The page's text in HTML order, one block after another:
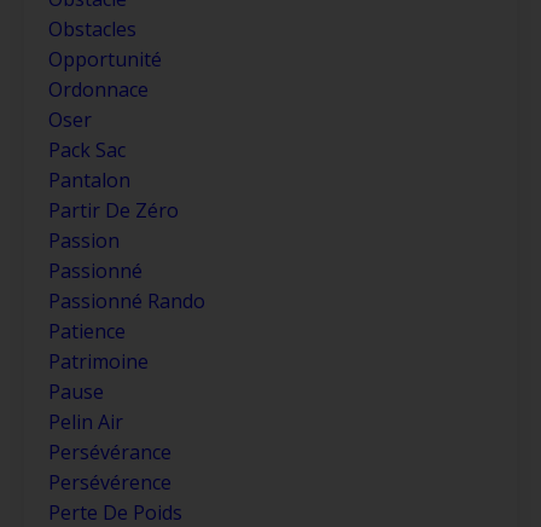
Obstacles
Opportunité
Ordonnace
Oser
Pack Sac
Pantalon
Partir De Zéro
Passion
Passionné
Passionné Rando
Patience
Patrimoine
Pause
Pelin Air
Persévérance
Persévérence
Perte De Poids